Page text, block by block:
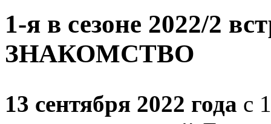
1-я в сезоне 2022/2
ЗНАКОМСТВО
13 сентября 2022 года с